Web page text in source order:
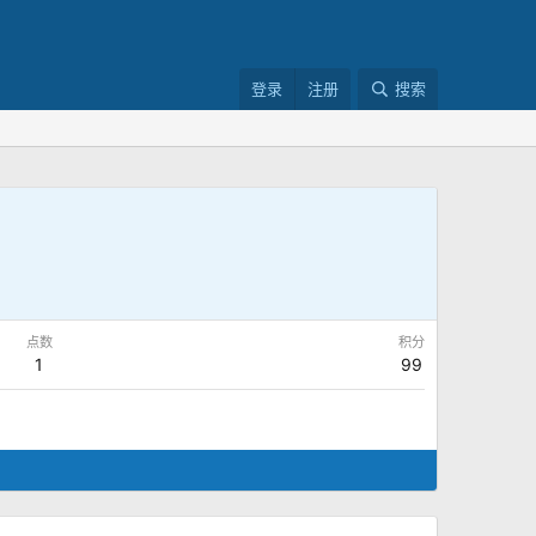
登录 注册 搜索
点数
1
积分
99